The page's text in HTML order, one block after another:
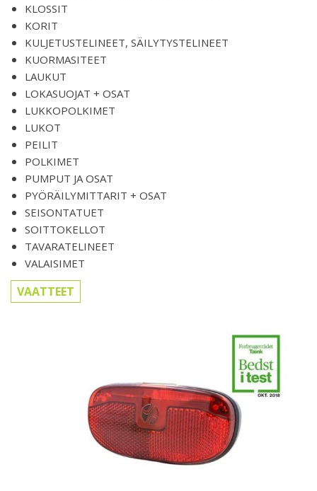
KLOSSIT
KORIT
KULJETUSTELINEET, SÄILYTYSTELINEET
KUORMASITEET
LAUKUT
LOKASUOJAT + OSAT
LUKKOPOLKIMET
LUKOT
PEILIT
POLKIMET
PUMPUT JA OSAT
PYÖRÄILYMITTARIT + OSAT
SEISONTATUET
SOITTOKELLOT
TAVARATELINEET
VALAISIMET
VAATTEET